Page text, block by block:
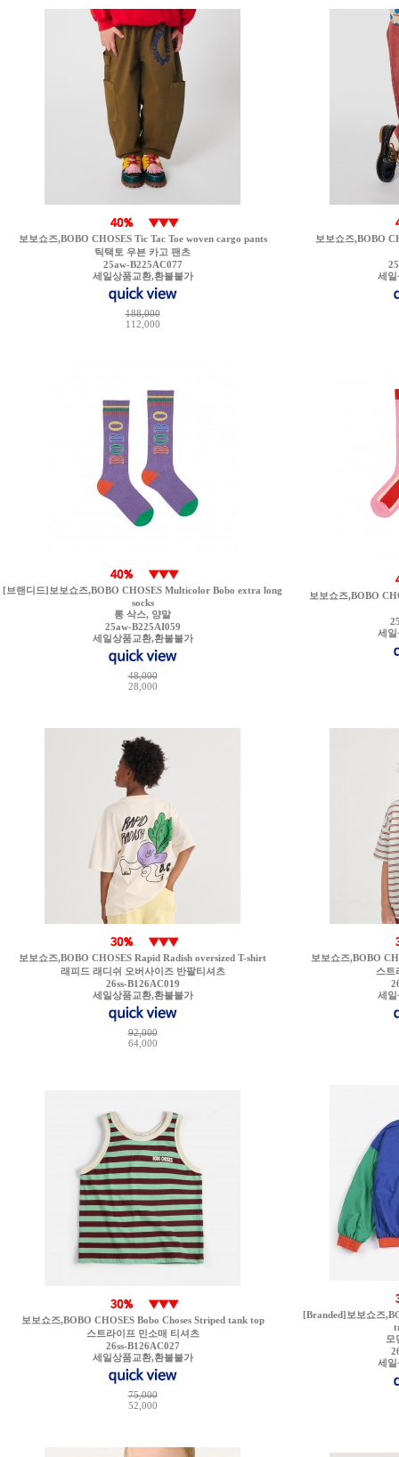
보보쇼즈,BOBO CHOSES Tic Tac Toe woven cargo pants
틱택토 우븐 카고 팬츠
25aw-B225AC077
세일상품교환,환불불가
188,000
112,000
보보쇼즈,BOBO
세일
[브랜디드]보보쇼즈,BOBO CHOSES Multicolor Bobo extra long
socks
롱 삭스, 양말
25aw-B225AI059
세일상품교환,환불불가
48,000
28,000
보보쇼즈,BOBO
세일
보보쇼즈,BOBO CHOSES Rapid Radish oversized T-shirt
래피드 래디쉬 오버사이즈 반팔티셔츠
26ss-B126AC019
세일상품교환,환불불가
92,000
64,000
보보쇼즈,BOBO
스트
세일
보보쇼즈,BOBO CHOSES Bobo Choses Striped tank top
스트라이프 민소매 티셔츠
26ss-B126AC027
세일상품교환,환불불가
75,000
52,000
[Branded]보보쇼즈
모
세일